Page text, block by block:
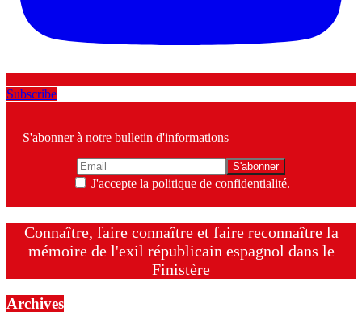
Subscribe
S'abonner à notre bulletin d'informations
J'accepte la politique de confidentialité.
Connaître, faire connaître et faire reconnaître la
mémoire de l'exil républicain espagnol dans le
Finistère
Archives